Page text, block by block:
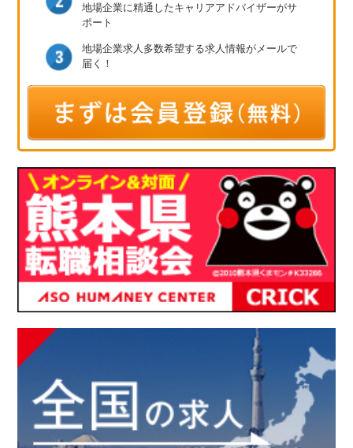
地場企業に精通したキャリアアドバイザーがサ
ポート
地場企業求人多数希望する求人情報が メールで
届く！